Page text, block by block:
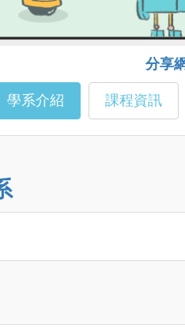
分享
學系介紹 課程資訊